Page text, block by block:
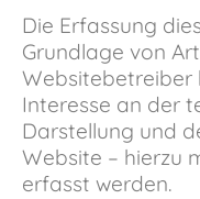
Die Erfassung
Grundlage von
Websitebetreiber
Interesse an der
Darstellung und
Website – hierzu
erfasst werden.